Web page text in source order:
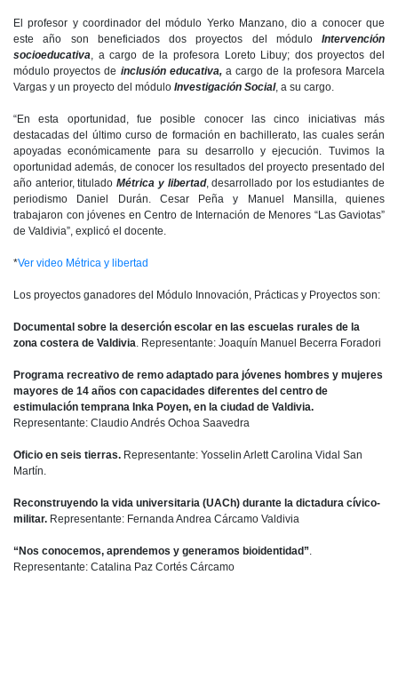
El profesor y coordinador del módulo Yerko Manzano, dio a conocer que
este año son beneficiados dos proyectos del módulo Intervención
socioeducativa, a cargo de la profesora Loreto Libuy; dos proyectos del
módulo proyectos de inclusión educativa,a cargo de la profesora Marcela
Vargas y un proyecto del módulo Investigación Social, a su cargo.
“En esta oportunidad, fue posible conocer las cinco iniciativas más
destacadas del último curso de formación en bachillerato, las cuales serán
apoyadas económicamente para su desarrollo y ejecución. Tuvimos la
oportunidad además, de conocer los resultados del proyecto presentado del
año anterior, tituladoMétrica y libertad, desarrollado por los estudiantes de
periodismo Daniel Durán. Cesar Peña y Manuel Mansilla, quienes
trabajaron con jóvenes en Centro de Internación de Menores “Las Gaviotas”
de Valdivia”, explicó el docente.
*Ver video Métrica y libertad
Los proyectos ganadores del Módulo Innovación, Prácticas y Proyectos son:
Documental sobre la deserción escolar en las escuelas rurales de la
zona costera de Valdivia. Representante: Joaquín Manuel Becerra Foradori
Programa recreativo de remo adaptado para jóvenes hombres y mujeres
mayores de 14 años con capacidades diferentes del centro de
estimulación temprana Inka Poyen, en la ciudad de Valdivia.
Representante: Claudio Andrés Ochoa Saavedra
Oficio en seis tierras. Representante: Yosselin Arlett Carolina Vidal San
Martín.
Reconstruyendo la vida universitaria (UACh) durante la dictadura cívico-
militar. Representante: Fernanda Andrea Cárcamo Valdivia
“Nos conocemos, aprendemos y generamos bioidentidad”.
Representante: Catalina Paz Cortés Cárcamo